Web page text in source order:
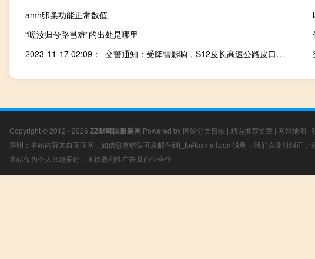
amh卵巢功能正常数值
“嗟汝归兮路岂难”的出处是哪里
2023-11-17 02:09： 交警通知：受降雪影响，S12皮长高速公路皮口西站至普兰店西站之间限制7座以上客车、黄牌货车、大件车、危险品车驶入高速公路，其他车辆均可以正常通行。 ​​​
Copyright © 2012 - 2026 ZZIM韩国服装网 Powered by 网站分类目录 | 精选推荐文章 | 网站地图 |
声明：本站内容来自互联网，如信息有错误可发邮件到f_fb#foxmail.com说明，我们会及时纠正，
本站仅为个人兴趣爱好，不接盈利性广告及商业合作